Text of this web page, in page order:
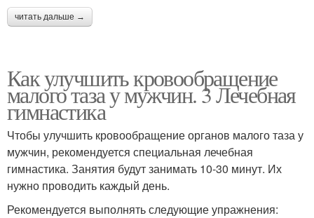
читать дальше →
Как улучшить кровообращение
малого таза у мужчин. 3 Лечебная
гимнастика
Чтобы улучшить кровообращение органов малого таза у
мужчин, рекомендуется специальная лечебная
гимнастика. Занятия будут занимать 10-30 минут. Их
нужно проводить каждый день.
Рекомендуется выполнять следующие упражнения: